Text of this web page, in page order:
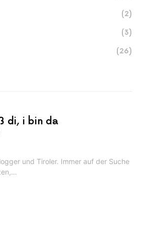
(2)
(3)
(26)
di, i bin da
und Tiroler. Immer auf der Suche